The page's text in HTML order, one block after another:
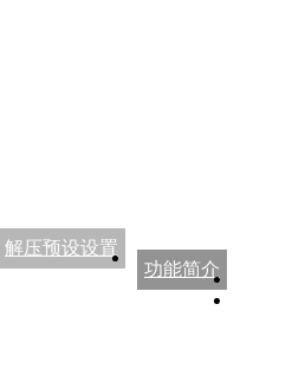
解压预设设置
功能简介